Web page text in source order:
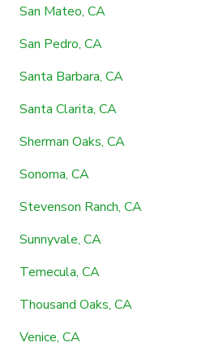
San Mateo, CA
San Pedro, CA
Santa Barbara, CA
Santa Clarita, CA
Sherman Oaks, CA
Sonoma, CA
Stevenson Ranch, CA
Sunnyvale, CA
Temecula, CA
Thousand Oaks, CA
Venice, CA